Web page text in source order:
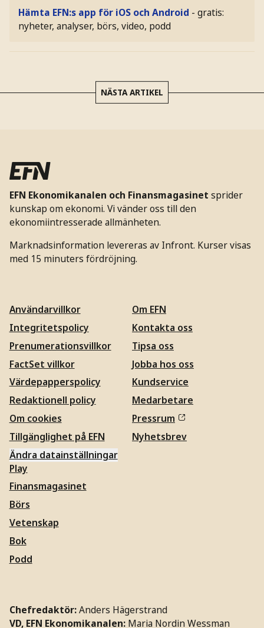
Hämta EFN:s app för iOS och Android - gratis:
nyheter, analyser, börs, video, podd
NÄSTA ARTIKEL
EFN Ekonomikanalen och Finansmagasinet sprider
kunskap om ekonomi. Vi vänder oss till den
ekonomiintresserade allmänheten.
Marknadsinformation levereras av Infront. Kurser visas
med 15 minuters fördröjning.
Användarvillkor
Integritetspolicy
Prenumerationsvillkor
FactSet villkor
Värdepapperspolicy
Redaktionell policy
Om cookies
Tillgänglighet på EFN
Ändra datainställningar
Om EFN
Kontakta oss
Tipsa oss
Jobba hos oss
Kundservice
Medarbetare
Pressrum
Nyhetsbrev
Play
Finansmagasinet
Börs
Vetenskap
Bok
Podd
Chefredaktör:Anders Hägerstrand
VD, EFN Ekonomikanalen: Maria Nordin Wessman